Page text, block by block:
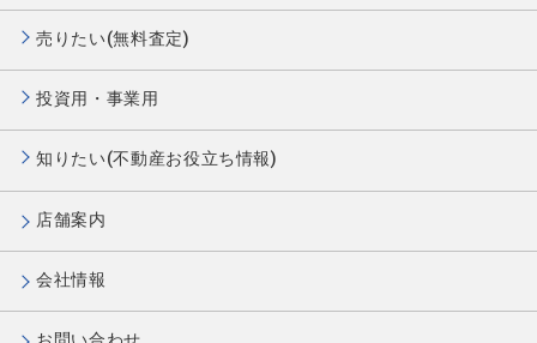
売りたい(無料査定)
投資用・事業用
知りたい(不動産お役立ち情報)
店舗案内
会社情報